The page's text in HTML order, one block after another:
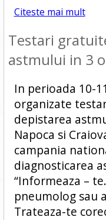
Citeste mai mult
Testari
astmului in 3
In perioada 10-
organizate
depistarea
Napoca si
campania
diagnosticarea
“Informeaza –
pneumolog sau
Trateaza-te